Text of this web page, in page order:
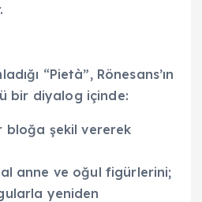
“Pietà”, Rönesans’ın
bir diyalog içinde:
bloğa şekil vererek
anne ve oğul figürlerini;
yeniden